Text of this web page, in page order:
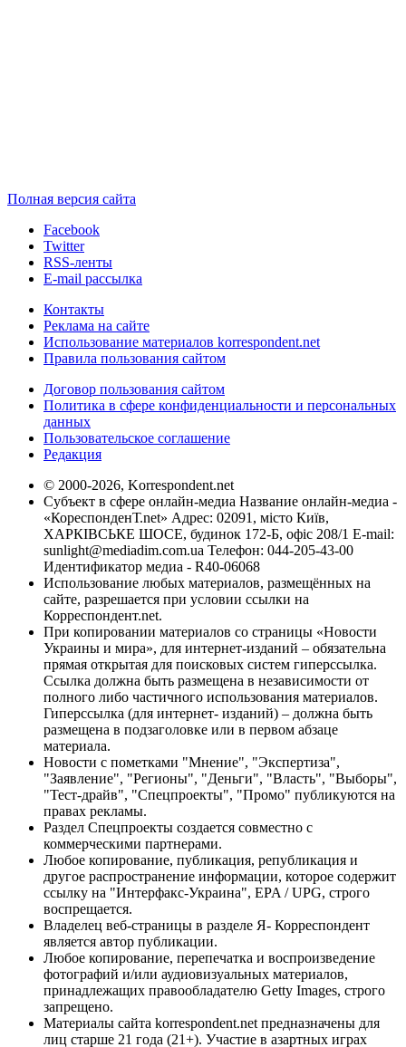
Полная версия сайта
Facebook
Twitter
RSS-ленты
E-mail рассылка
Контакты
Реклама на сайте
Использование материалов korrespondent.net
Правила пользования сайтом
Договор пользования сайтом
Политика в сфере конфиденциальности и персональных
данных
Пользовательское соглашение
Редакция
© 2000-2026, Korrespondent.net
Субъект в сфере онлайн-медиа Название онлайн-медиа -
«КореспонденТ.net» Адрес: 02091, місто Київ,
ХАРКІВСЬКЕ ШОСЕ, будинок 172-Б, офіс 208/1 E-mail:
sunlight@mediadim.com.ua Телефон: 044-205-43-00
Идентификатор медиа - R40-06068
Использование любых материалов, размещённых на
сайте, разрешается при условии ссылки на
Корреспондент.net.
При копировании материалов со страницы «Новости
Украины и мира», для интернет-изданий – обязательна
прямая открытая для поисковых систем гиперссылка.
Ссылка должна быть размещена в независимости от
полного либо частичного использования материалов.
Гиперссылка (для интернет- изданий) – должна быть
размещена в подзаголовке или в первом абзаце
материала.
Новости с пометками "Мнение", "Экспертиза",
"Заявление", "Регионы", "Деньги", "Власть", "Выборы",
"Тест-драйв", "Спецпроекты", "Промо" публикуются на
правах рекламы.
Раздел Спецпроекты создается совместно с
коммерческими партнерами.
Любое копирование, публикация, републикация и
другое распространение информации, которое содержит
ссылку на "Интерфакс-Украина", EPA / UPG, строго
воспрещается.
Владелец веб-страницы в разделе Я- Корреспондент
является автор публикации.
Любое копирование, перепечатка и воспроизведение
фотографий и/или аудиовизуальных материалов,
принадлежащих правообладателю Getty Images, строго
запрещено.
Материалы сайта korrespondent.net предназначены для
лиц старше 21 года (21+). Участие в азартных играх